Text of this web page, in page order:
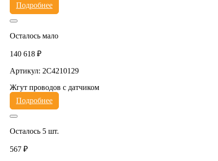
Подробнее
Осталось мало
140 618 ₽
Артикул: 2C4210129
Жгут проводов с датчиком
Подробнее
Осталось 5 шт.
567 ₽